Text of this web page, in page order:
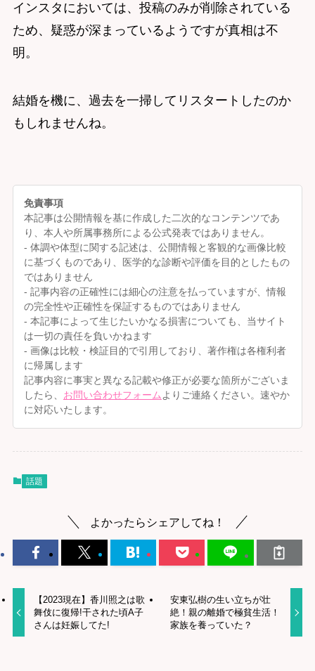
インスタにおいては、投稿のみが削除されている
ため、疑惑が深まっているようですが真相は不
明。
結婚を機に、過去を一掃してリスタートしたのか
もしれませんね。
免責事項
本記事は公開情報を基に作成した二次的なコンテンツであ
り、本人や所属事務所による公式発表ではありません。
- 体調や体型に関する記述は、公開情報と客観的な画像比較
に基づくものであり、医学的な診断や評価を目的としたもの
ではありません
- 記事内容の正確性には細心の注意を払っていますが、情報
の完全性や正確性を保証するものではありません
- 本記事によって生じたいかなる損害についても、当サイト
は一切の責任を負いかねます
- 画像は比較・検証目的で引用しており、著作権は各権利者
に帰属します
記事内容に事実と異なる記載や修正が必要な箇所がございま
したら、 お問い合わせフォーム よりご連絡ください。速やか
に対応いたします。
話題
よかったらシェアしてね！
【2023現在】香川照之は歌
舞伎に復帰!干された頃A子
さんは妊娠してた!
安東弘樹の生い立ちが壮
絶！親の離婚で極貧生活！
家族を養っていた？